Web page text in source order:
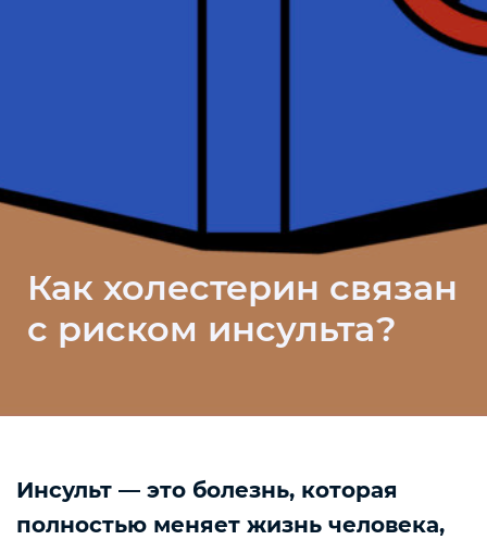
Как холестерин связан
с риском инсульта?
Инсульт — это болезнь, которая
полностью меняет жизнь человека,